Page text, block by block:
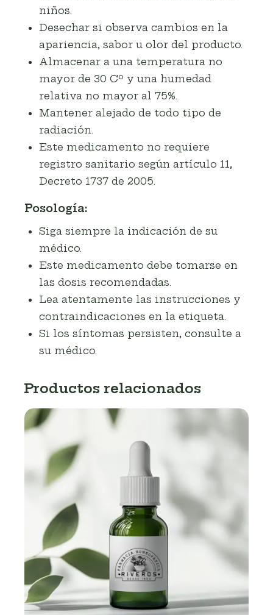
niños.
Desechar si observa cambios en la
apariencia, sabor u olor del producto.
Almacenar a una temperatura no
mayor de 30 Cº y una humedad
relativa no mayor al 75%.
Mantener alejado de todo tipo de
radiación.
Este medicamento no requiere
registro sanitario según artículo 11,
Decreto 1737 de 2005.
Posología:
Siga siempre la indicación de su
médico.
Este medicamento debe tomarse en
las dosis recomendadas.
Lea atentamente las instrucciones y
contraindicaciones en la etiqueta.
Si los síntomas persisten, consulte a
su médico.
Productos relacionados